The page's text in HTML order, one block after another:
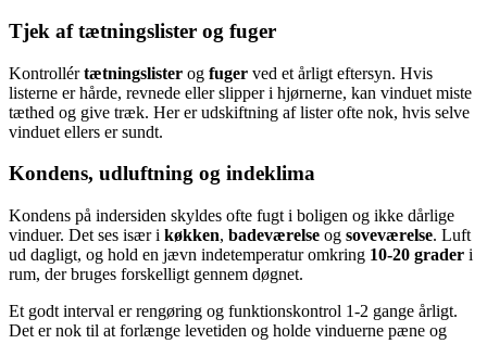
Tjek af tætningslister og fuger
Kontrollértætningslister og fuger ved et årligt eftersyn. Hvis
listerne er hårde, revnede eller slipper i hjørnerne, kan vinduet miste
tæthed og give træk. Her er udskiftning af lister ofte nok, hvis selve
vinduet ellers er sundt.
Kondens, udluftning og indeklima
Kondens på indersiden skyldes ofte fugt i boligen og ikke dårlige
vinduer. Det ses især i køkken, badeværelse og soveværelse. Luft
ud dagligt, og hold en jævn indetemperatur omkring 10-20 grader i
rum, der bruges forskelligt gennem døgnet.
Et godt interval er rengøring og funktionskontrol 1-2 gange årligt.
Det er nok til at forlænge levetiden og holde vinduerne pæne og